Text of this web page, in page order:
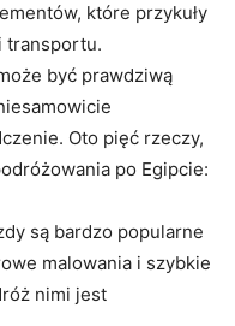
które przykuły
transportu.
być prawdziwą​
Oto pięć rzeczy,
po Egipcie:
są‌ bardzo ⁢popularne
malowania ‍i szybkie⁣
nimi jest